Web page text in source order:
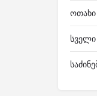
ოთახი